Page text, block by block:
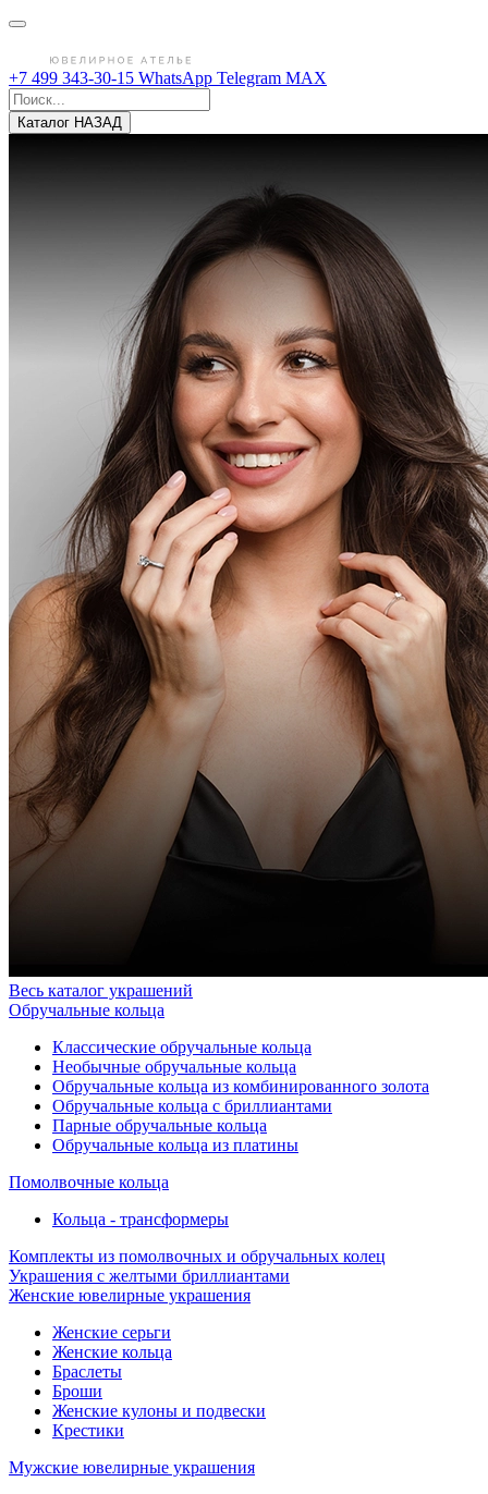
+7 499 343-30-15 WhatsApp Telegram MAX
Каталог НАЗАД
Весь каталог украшений
Обручальные кольца
Классические обручальные кольца
Необычные обручальные кольца
Обручальные кольца из комбинированного золота
Обручальные кольца с бриллиантами
Парные обручальные кольца
Обручальные кольца из платины
Помолвочные кольца
Кольца - трансформеры
Комплекты из помолвочных и обручальных колец
Украшения с желтыми бриллиантами
Женские ювелирные украшения
Женские серьги
Женские кольца
Браслеты
Броши
Женские кулоны и подвески
Крестики
Мужские ювелирные украшения